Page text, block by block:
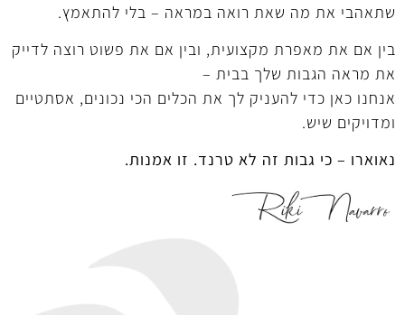
שתאהבי את מה שאת רואה במראה – בלי להתאמץ.
בין אם את מאפרת מקצועית, ובין אם את פשוט רוצה לדייק
את מראה הגבות שלך בבית –
אנחנו כאן כדי להעניק לך את הכלים הכי נכונים, אסתטיים
ומדויקים שיש.
נאוארו – כי גבות זה לא טרנד. זו אמנות.